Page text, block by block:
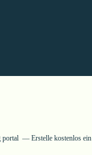
portal Erstelle kostenlos